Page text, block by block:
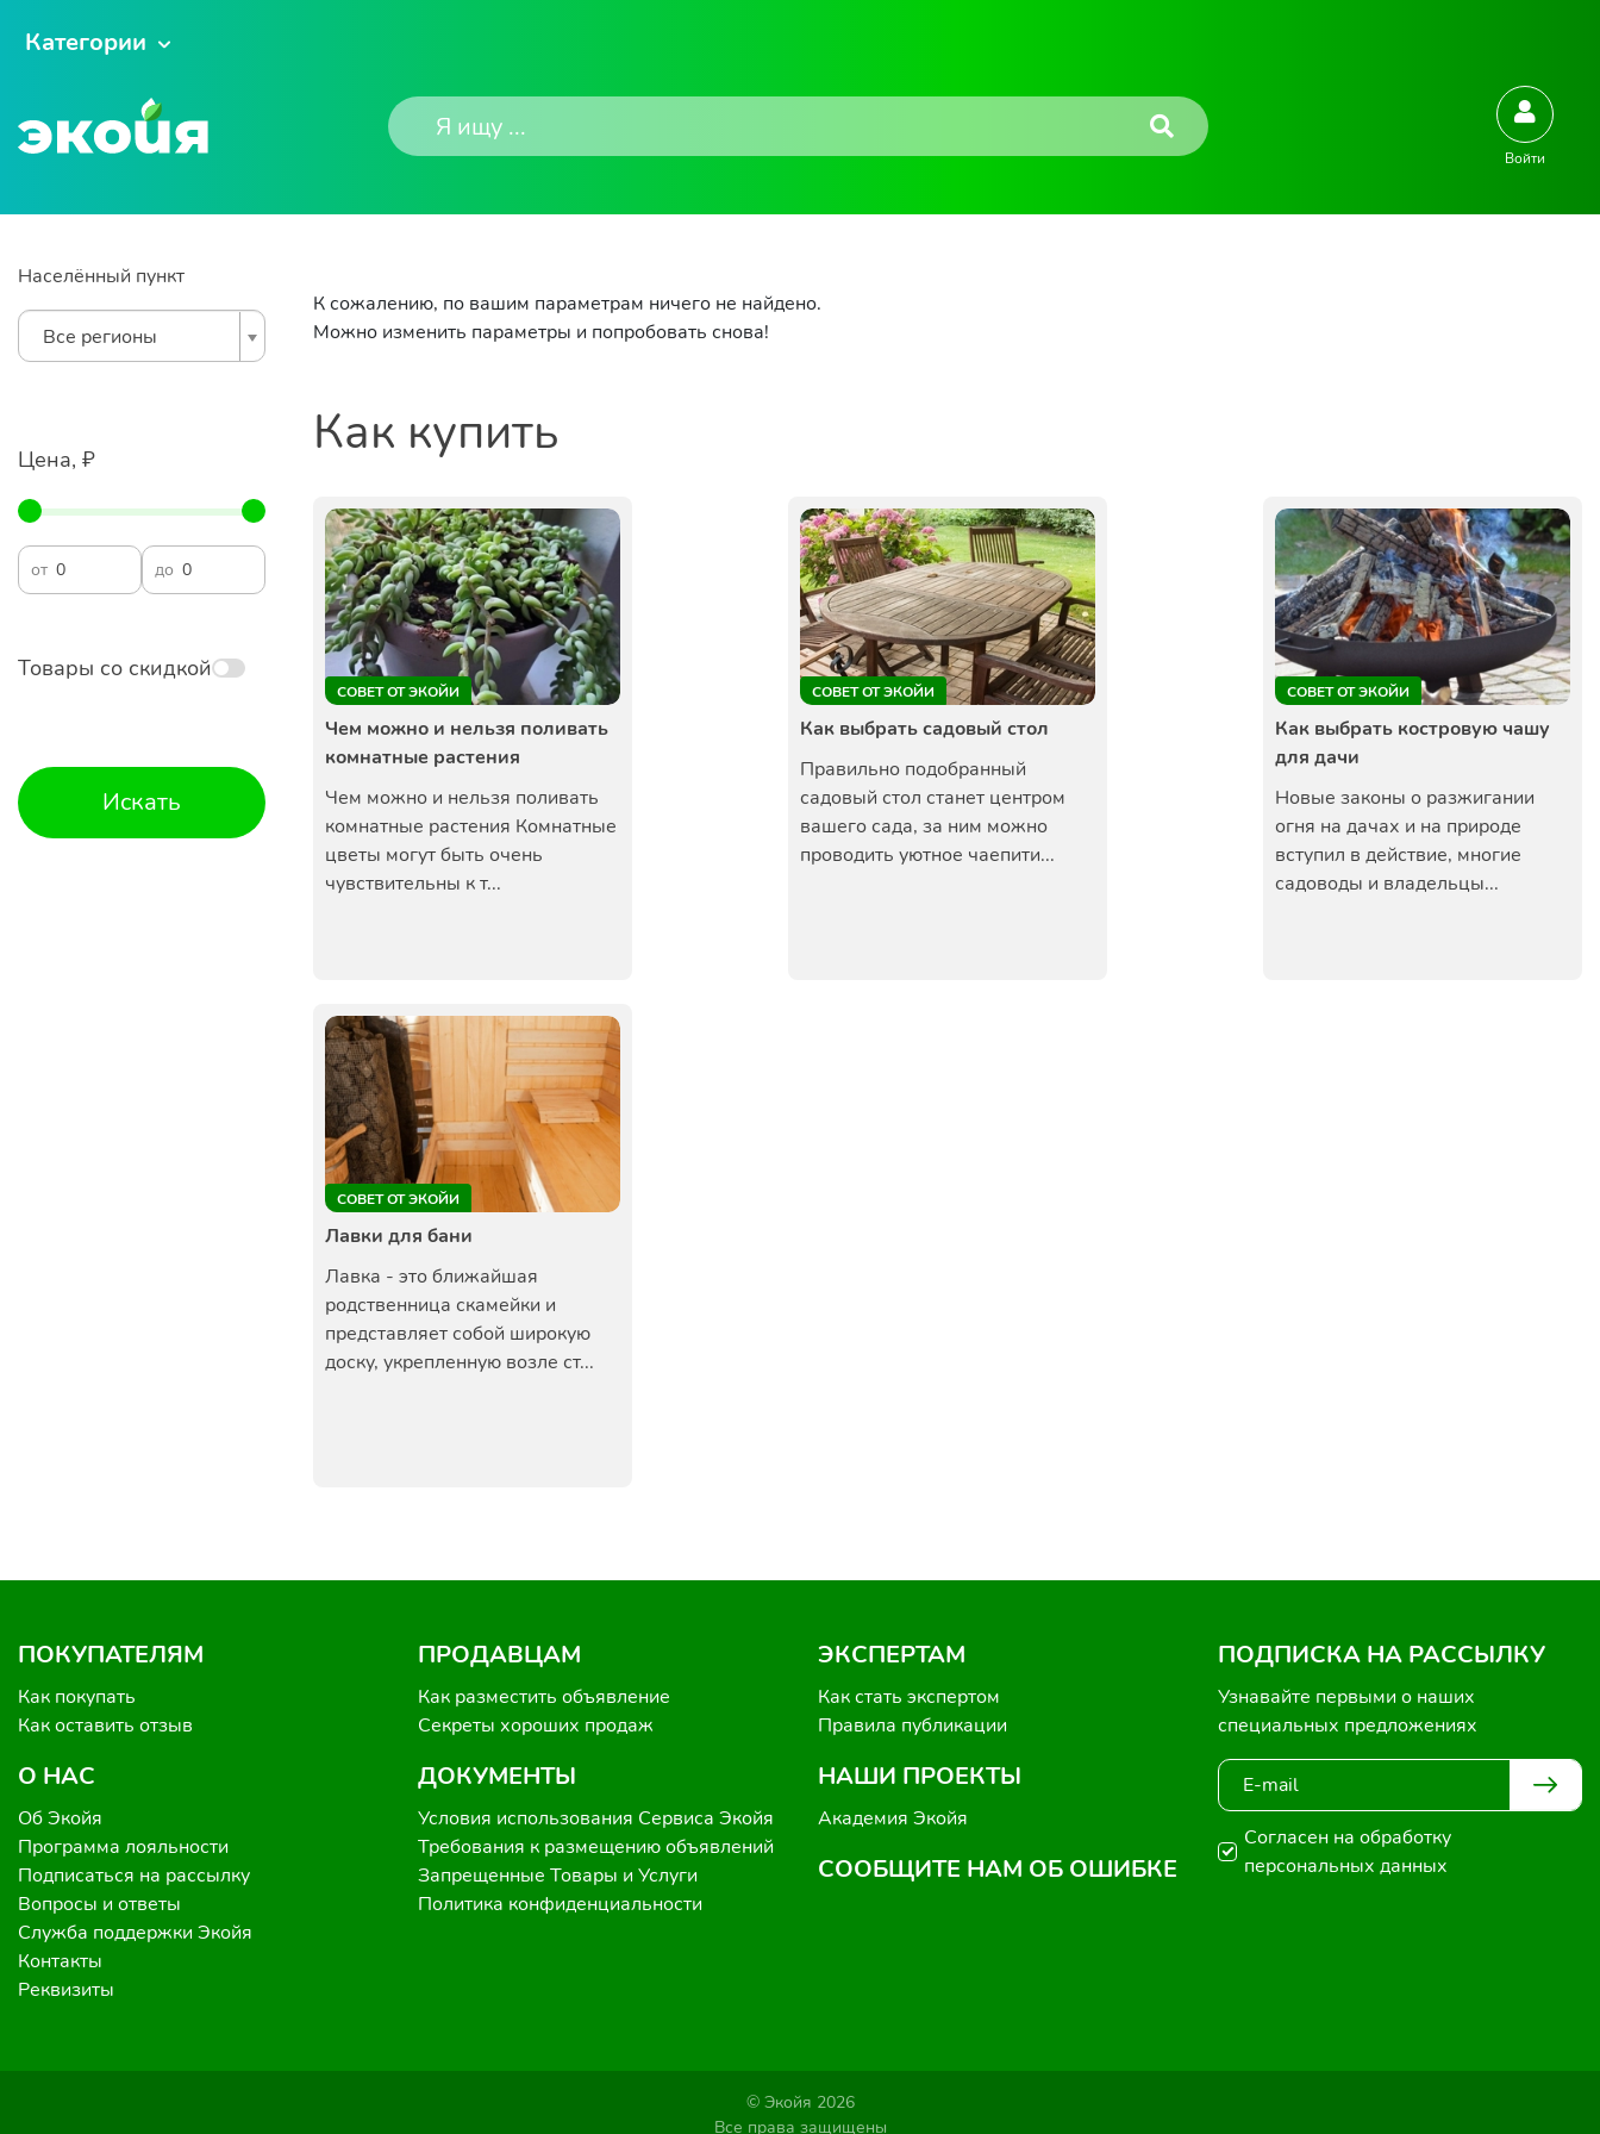
Категории
Войти
Населённый пункт
Все регионы
Цена, ₽
от до
Товары со скидкой
Искать
К сожалению, по вашим параметрам ничего не найдено.
Можно изменить параметры и попробовать снова!
Как купить
СОВЕТ ОТ ЭКОЙИ
Чем можно и нельзя поливать
комнатные растения
Чем можно и нельзя поливать
комнатные растения Комнатные
цветы могут быть очень
чувствительны к т...
СОВЕТ ОТ ЭКОЙИ
Как выбрать садовый стол
Правильно подобранный
садовый стол станет центром
вашего сада, за ним можно
проводить уютное чаепити...
СОВЕТ ОТ ЭКОЙИ
Как выбрать костровую чашу
для дачи
Новые законы о разжигании
огня на дачах и на природе
вступил в действие, многие
садоводы и владельцы...
СОВЕТ ОТ ЭКОЙИ
Лавки для бани
Лавка - это ближайшая
родственница скамейки и
представляет собой широкую
доску, укрепленную возле ст...
ПОКУПАТЕЛЯМ
Как покупать
Как оставить отзыв
О НАС
Об Экойя
Программа лояльности
Подписаться на рассылку
Вопросы и ответы
Служба поддержки Экойя
Контакты
Реквизиты
ПРОДАВЦАМ
Как разместить объявление
Секреты хороших продаж
ДОКУМЕНТЫ
Условия использования Сервиса Экойя
Требования к размещению объявлений
Запрещенные Товары и Услуги
Политика конфиденциальности
ЭКСПЕРТАМ
Как стать экспертом
Правила публикации
НАШИ ПРОЕКТЫ
Академия Экойя
СООБЩИТЕ НАМ ОБ ОШИБКЕ
ПОДПИСКА НА РАССЫЛКУ
Узнавайте первыми о наших
специальных предложениях
Согласен на обработку
персональных данных
© Экойя 2026
Все права защищены